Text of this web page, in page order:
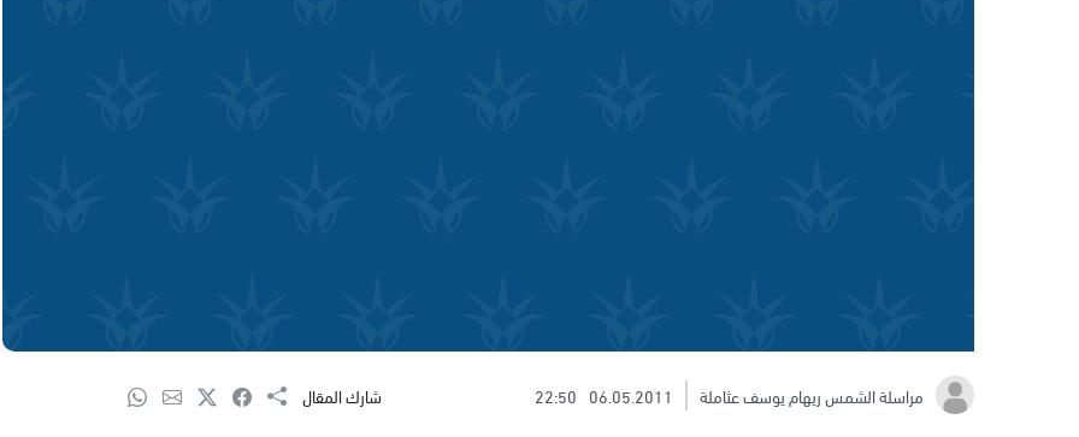
مراسلة الشمس ريهام يوسف عثاملة 06.05.2011
22:50 شارك المقال